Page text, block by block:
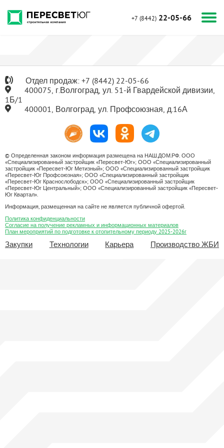
+7 (8442) 22-05-66
Отдел продаж: +7 (8442) 22-05-66
400075, г.Волгоград, ул. 51-й Гвардейской дивизии,
1Б/1
400001, Волгоград, ул. Профсоюзная, д.16А
© Определенная законом информация размещена на НАШ.ДОМ.РФ. ООО
«Специализированный застройщик «Пересвет-Юг»; ООО «Специализированный
застройщик «Пересвет-Юг Метизный»; ООО «Специализированный застройщик
«Пересвет-Юг Профсоюзная»; ООО «Специализированный застройщик
«Пересвет-Юг Краснослободск»; ООО «Специализированный застройщик
«Пересвет-Юг Центральный»; ООО «Специализированный застройщик «Пересвет-
Юг Квартал».
Информация, размещенная на сайте не является публичной офертой.
Политика конфиденциальности
Согласие на получение рекламных и информационных материалов
План мероприятий по подготовке к отопительному периоду 2025-2026г
Закупки Технологии Карьера Производство ЖБИ